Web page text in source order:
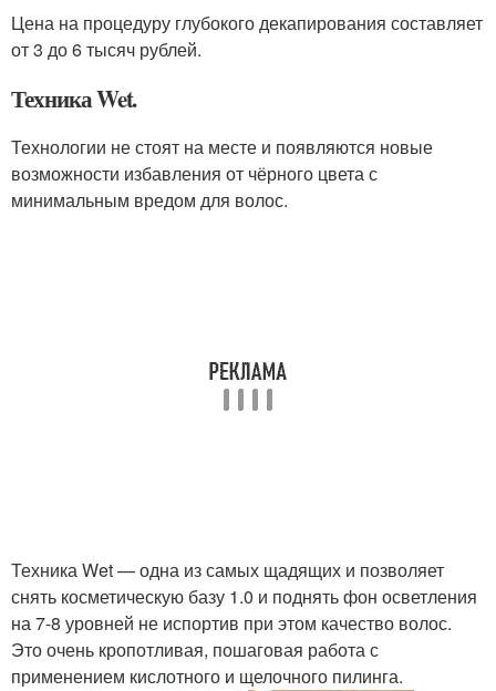
Цена на процедуру глубокого декапирования составляет
от 3 до 6 тысяч рублей.
Техника Wet.
Технологии не стоят на месте и появляются новые
возможности избавления от чёрного цвета с
минимальным вредом для волос.
Техника Wet — одна из самых щадящих и позволяет
снять косметическую базу 1.0 и поднять фон осветления
на 7-8 уровней не испортив при этом качество волос.
Это очень кропотливая, пошаговая работа с
применением кислотного и щелочного пилинга.